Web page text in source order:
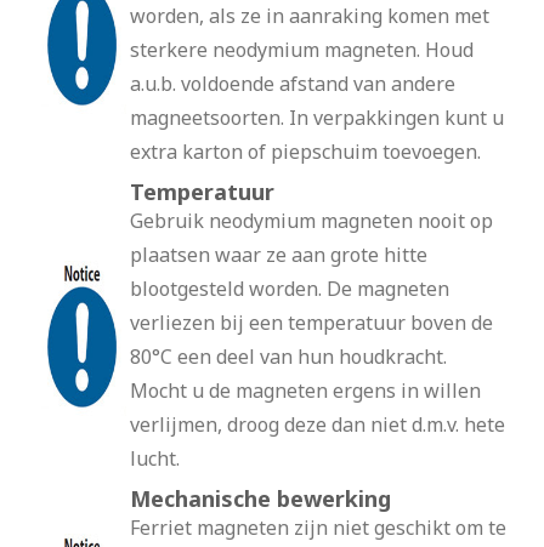
worden, als ze in aanraking komen met
sterkere neodymium magneten. Houd
a.u.b. voldoende afstand van andere
magneetsoorten. In verpakkingen kunt u
extra karton of piepschuim toevoegen.
Temperatuur
Gebruik neodymium magneten nooit op
plaatsen waar ze aan grote hitte
blootgesteld worden. De magneten
verliezen bij een temperatuur boven de
80°C een deel van hun houdkracht.
Mocht u de magneten ergens in willen
verlijmen, droog deze dan niet d.m.v. hete
lucht.
Mechanische bewerking
Ferriet magneten zijn niet geschikt om te